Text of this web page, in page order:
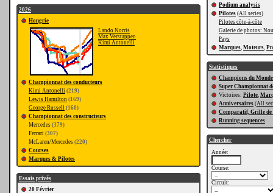
2026
Hongrie
Lando Norris
Max Verstappen
Kimi Antonelli
Championnat des conducteurs
Kimi Antonelli (219)
Lewis Hamilton (169)
George Russell (160)
Championnat des constructeurs
Mercedes (379)
Ferrari (307)
McLaren/Mercedes (220)
Courses
Marques & Pilotes
Essais privés
20 Février
Podium analysis
Pilotes (All series)
Pilotes côte-à-côte
Galerie de photos:
Pays
Marques, Moteurs,
Statistiques
Champions du Monde
Super Championnat
Victoires: Pilote,
Anniversaires (All
Comparatif, Grille de
Running sequences
Chercher
Année:
Course:
Circuit: